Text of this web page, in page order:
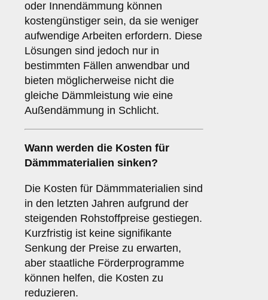
oder Innendämmung können
kostengünstiger sein, da sie weniger
aufwendige Arbeiten erfordern. Diese
Lösungen sind jedoch nur in
bestimmten Fällen anwendbar und
bieten möglicherweise nicht die
gleiche Dämmleistung wie eine
Außendämmung in Schlicht.
Wann werden die Kosten für
Dämmmaterialien sinken?
Die Kosten für Dämmmaterialien sind
in den letzten Jahren aufgrund der
steigenden Rohstoffpreise gestiegen.
Kurzfristig ist keine signifikante
Senkung der Preise zu erwarten,
aber staatliche Förderprogramme
können helfen, die Kosten zu
reduzieren.